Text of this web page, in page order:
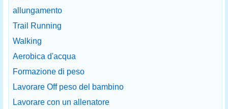
allungamento
Trail Running
Walking
Aerobica d'acqua
Formazione di peso
Lavorare Off peso del bambino
Lavorare con un allenatore